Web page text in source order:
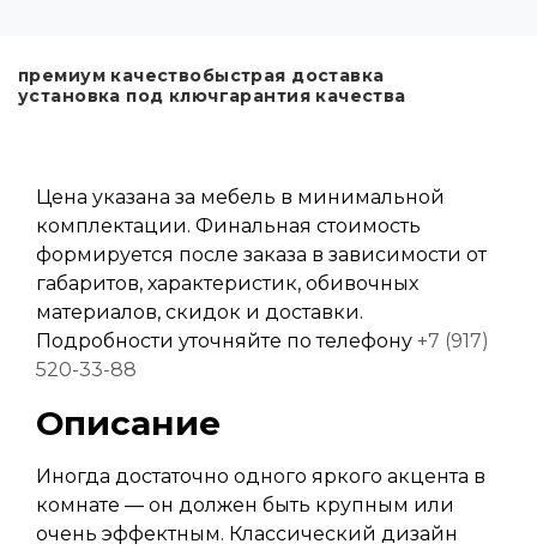
премиум качествобыстрая доставка
установка под ключгарантия качества
Цена указана за мебель в минимальной
комплектации. Финальная стоимость
формируется после заказа в зависимости от
габаритов, характеристик, обивочных
материалов, скидок и доставки.
Подробности уточняйте по телефону +7 (917)
520-33-88
Описание
Иногда достаточно одного яркого акцента в
комнате — он должен быть крупным или
очень эффектным. Классический дизайн